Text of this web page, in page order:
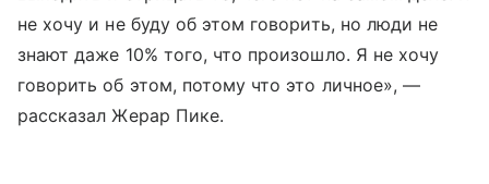
не хочу и не буду об этом говорить, но люди не
знают даже 10% того, что произошло. Я не хочу
говорить об этом, потому что это личное», —
рассказал Жерар Пике.